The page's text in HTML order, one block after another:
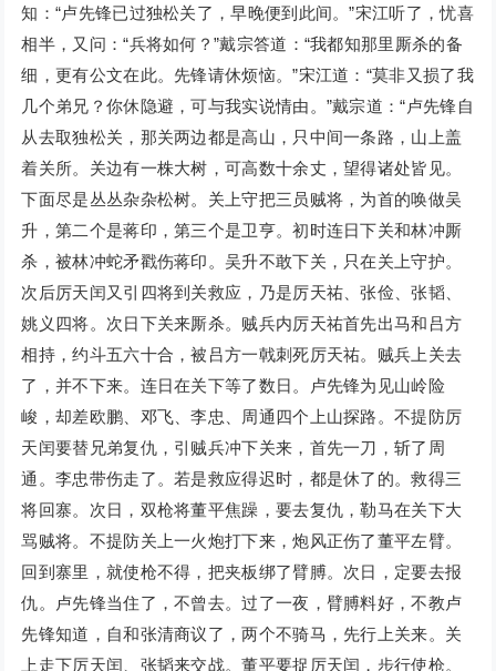
知：“卢先锋已过独松关了，早晚便到此间。”宋江听了，忧喜
相半，又问：“兵将如何？”戴宗答道：“我都知那里厮杀的备
细，更有公文在此。先锋请休烦恼。”宋江道：“莫非又损了我
几个弟兄？你休隐避，可与我实说情由。”戴宗道：“卢先锋自
从去取独松关，那关两边都是高山，只中间一条路，山上盖
着关所。关边有一株大树，可高数十余丈，望得诸处皆见。
下面尽是丛丛杂杂松树。关上守把三员贼将，为首的唤做吴
升，第二个是蒋印，第三个是卫亨。初时连日下关和林冲厮
杀，被林冲蛇矛戳伤蒋印。吴升不敢下关，只在关上守护。
次后厉天闰又引四将到关救应，乃是厉天祐、张俭、张韬、
姚义四将。次日下关来厮杀。贼兵内厉天祐首先出马和吕方
相持，约斗五六十合，被吕方一戟刺死厉天祐。贼兵上关去
了，并不下来。连日在关下等了数日。卢先锋为见山岭险
峻，却差欧鹏、邓飞、李忠、周通四个上山探路。不提防厉
天闰要替兄弟复仇，引贼兵冲下关来，首先一刀，斩了周
通。李忠带伤走了。若是救应得迟时，都是休了的。救得三
将回寨。次日，双枪将董平焦躁，要去复仇，勒马在关下大
骂贼将。不提防关上一火炮打下来，炮风正伤了董平左臂。
回到寨里，就使枪不得，把夹板绑了臂膊。次日，定要去报
仇。卢先锋当住了，不曾去。过了一夜，臂膊料好，不教卢
先锋知道，自和张清商议了，两个不骑马，先行上关来。关
上走下厉天闰、张韬来交战。董平要捉厉天闰，步行使枪。